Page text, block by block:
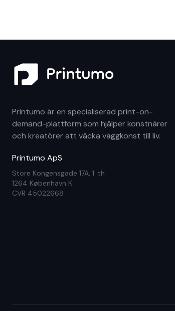
Printumo är en specialiserad print-on-
demand-plattform som hjälper konstnärer
och kreatörer att väcka väggkonst till liv.
Printumo ApS
Store Kongensgade 17A, 1. th
1264 København K
CVR 45022668